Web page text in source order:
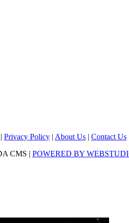
| Privacy Policy | About Us | Contact Us
CMS | POWERED BY